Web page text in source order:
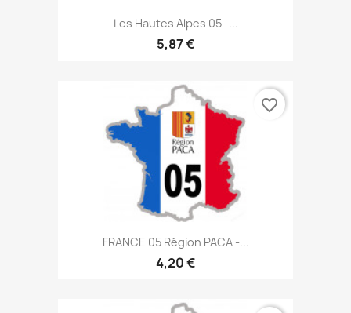
Les Hautes Alpes 05 -...
5,87 €
FRANCE 05 Région PACA -...
4,20 €
favorite_border